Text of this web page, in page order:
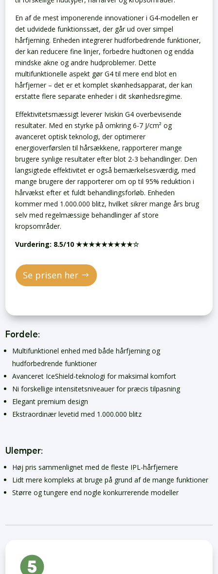
En af de mest imponerende innovationer i G4-modellen er
det udvidede funktionssæt, der går ud over simpel
hårfjerning. Enheden integrerer hudforbedrende funktioner,
der kan reducere fine linjer, forbedre hudtonen og endda
mindske akne og andre hudproblemer. Dette
multifunktionelle aspekt gør G4 til mere end blot en
hårfjerner – det er et komplet skønhedsapparat, der kan
erstatte flere separate enheder i dit skønhedsregime.
Effektivitetsmæssigt leverer Iviskin G4 overbevisende
resultater. Med en styrke på omkring 6-7 J/cm² og
avanceret optisk teknologi, der optimerer
energioverførslen til hårsækkene, rapporterer mange
brugere synlige resultater efter blot 2-3 behandlinger. Den
langsigtede effektivitet er også bemærkelsesværdig, med
mange brugere der rapporterer om op til 95% reduktion i
hårvækst efter et fuldt behandlingsforløb. Enheden
kommer med 1.000.000 blitz, hvilket sikrer mange års brug
selv med regelmæssige behandlinger af store
kropsområder.
Vurdering: 8.5/10 ★★★★★★★★★☆
Se prisen her
Fordele:
Multifunktionel enhed med både hårfjerning og
hudforbedrende funktioner
Avanceret IceShield-teknologi for maksimal komfort
Ni forskellige intensitetsniveauer for præcis tilpasning
Elegant premium design
Ekstraordinær levetid med 1.000.000 blitz
Ulemper:
Høj pris sammenlignet med de fleste IPL-hårfjernere
Lidt mere kompleks at bruge på grund af de mange funktioner
Større og tungere end nogle konkurrerende modeller